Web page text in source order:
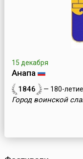
15 декабря
Анапа
1846 — 180-летие
Город воинской